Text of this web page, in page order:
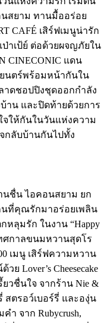
สยาม ทานมื้ออร่อย
CAFÉ เสิร์ฟเมนูน่ารัก
ป่าเป้ย์ ต่อด้วยผจญภัยใน
CINECONIC แดน
นตร์พร้อมหน้ากันใน
าดชอปปิงชุดออกกำลัง
าน และปิดท้ายด้วยการ
ให้กันในวันแห่งความ
กลับบ้านกันไปทั้ง
นชื่น ไอคอนสยาม ยก
ที่คุณรักมาอร่อยเพลิน
ลุมรัก ในงาน “Happy
เทศกาลขนมหวานสุดโร
เมนู เสิร์ฟความหวาน
Lover’s Cheesecake
วชื่นใจ จากร้าน Nie &
สตรอว์เบอร์รี่ และองุ่น
ำ จาก Rubycrush,